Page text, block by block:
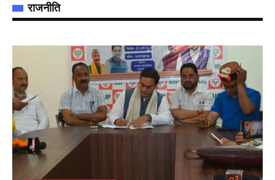
राजनीति